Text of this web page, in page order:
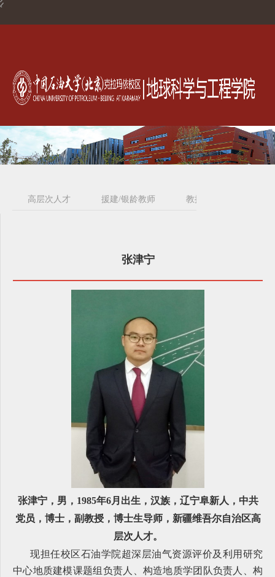
高层次人才 援建/银龄教师 教授
张津宁
张津宁，男，1985年6月出生，汉族，辽宁阜新人，中共
党员，博士，副教授，博士生导师， 新疆维吾尔自治区高
层次人才。
现担任校区石油学院超深层油气资源评价及利用研究
中心地质建模课题组负责人、构造地质学团队负责人、构